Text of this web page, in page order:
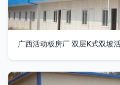
广西活动板房厂 双层K式双坡